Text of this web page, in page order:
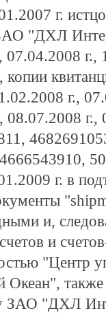
г.
"ДХЛ
07.04.2008 г.,
копии
г.,
08.07.2008 г.,
г. в
и,
и
"Центр
также
ЗАО "ДХЛ